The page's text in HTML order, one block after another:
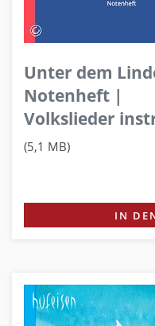
Unter dem
Notenheft |
Volkslieder
(5,1 MB)
IN